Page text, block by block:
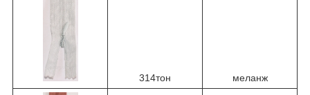
314тон меланж